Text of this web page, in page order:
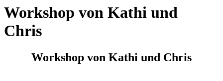
Workshop von Kathi und
Chris
Workshop von Kathi und Chris